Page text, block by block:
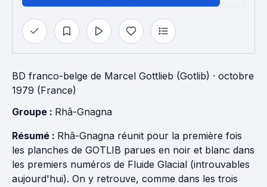
BD franco-belge de Marcel Gottlieb (Gotlib) · octobre
1979 (France)
Groupe : Rhâ-Gnagna
Résumé : Rhâ-Gnagna réunit pour la première fois
les planches de GOTLIB parues en noir et blanc dans
les premiers numéros de Fluide Glacial (introuvables
aujourd'hui). On y retrouve, comme dans les trois